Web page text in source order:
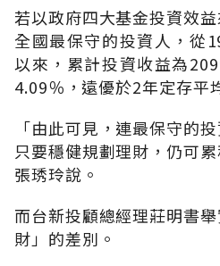
若以政府四大基金投資效
全國最保守的投資人，從
以來，累計投資收益為
4.09％，遠優於2年定存平
「由此可見，連最保守的
只要穩健規劃理財，仍可
張琇玲說。
而台新投顧總經理莊明書
財」的差別。